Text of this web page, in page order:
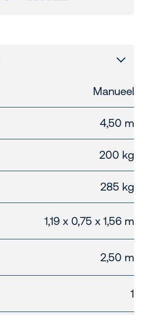
Manueel
4,50 m
200 kg
285 kg
1,19 x 0,75 x 1,56 m
2,50 m
1